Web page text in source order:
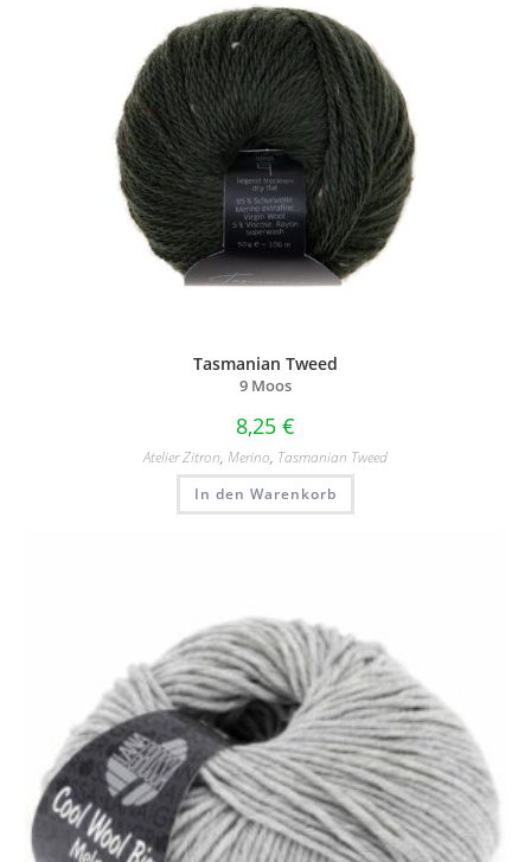
Tasmanian Tweed
9 Moos
8,25 €
Atelier Zitron, Merino, Tasmanian Tweed
In den Warenkorb